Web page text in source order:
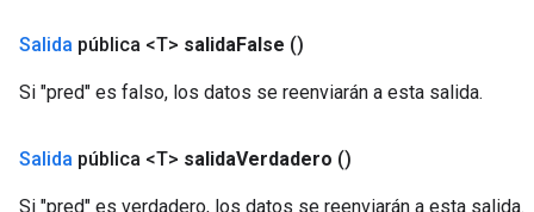
Salida pública <T> salidaFalse ()
Si "pred" es falso, los datos se reenviarán a esta salida.
Salida pública <T> salidaVerdadero ()
Si "pred" es verdadero, los datos se reenviarán a esta salida.